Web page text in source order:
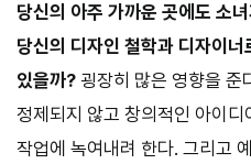
당신의 아주 가까운 곳에도 소
당신의 디자인 철학과 디자이
있을까? 굉장히 많은 영향을 준
정제되지 않고 창의적인 아이디
작업에 녹여내려 한다. 그리고